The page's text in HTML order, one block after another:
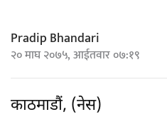
Pradip Bhandari
२० माघ २०७५, आईतवार ०७:१९
काठमाडौं, (नेस)